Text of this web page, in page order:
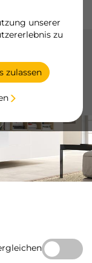
unserer
zu
zulassen
bieten sanftes
zu 20 kg.